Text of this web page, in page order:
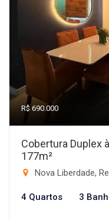
R$ 690.000
Cobertura Duplex
177m²
Nova Liberdade,
4 Quartos 3